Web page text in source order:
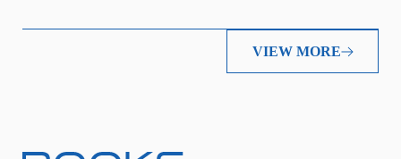
VIEW MORE